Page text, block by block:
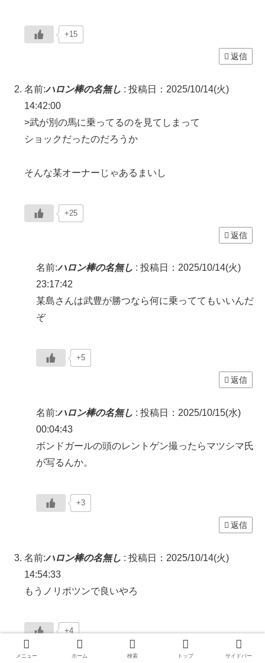
+15
返信
名前:ハロン棒の名無し : 投稿日：2025/10/14(火)
14:42:00
>武が別の馬に乗ってるのを見てしまって
ショックだったのだろうか
そんな某オーナーじゃあるまいし
+25
返信
名前:ハロン棒の名無し : 投稿日：2025/10/14(火)
23:17:42
某島さんは武豊が勝つなら何に乗っててもいいんだ
ぞ
+5
返信
名前:ハロン棒の名無し : 投稿日：2025/10/15(水)
00:04:43
ボンドガールの頭のレントゲン撮ったらマツシマ氏
が写るんか。
+3
返信
名前:ハロン棒の名無し : 投稿日：2025/10/14(火)
14:54:33
もうノリポツンで良いやろ
+4
返信
メニュー ホーム 検索 トップ サイドバー